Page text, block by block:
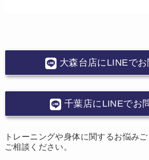
大森台店にLINEで
千葉店にLINEでお
トレーニングや身体に関するお悩み
ご相談ください。